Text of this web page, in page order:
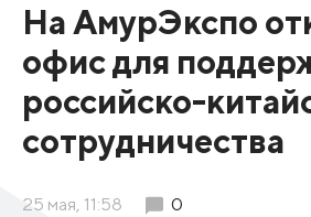
На АмурЭкспо
офис для
российско-
сотрудничества
25 мая, 11:58 0